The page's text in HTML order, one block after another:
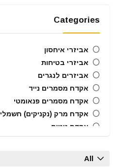
Categories
אביזרי איחסון
אביזרי בטיחות
אביזרים לנגרים
אקדח מסמרים נייד
אקדח מסמרים פנאומטי
אקדח מרק (נקניקים) חשמלי
אקדח ניטים
All